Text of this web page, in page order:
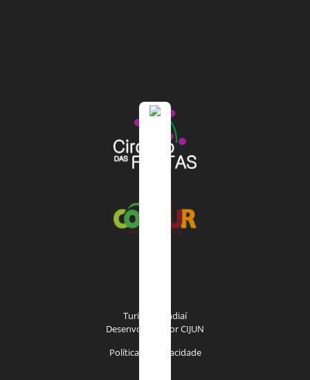
Turismo Jundiaí
Desenvolvido porCIJUN
Política de privacidade